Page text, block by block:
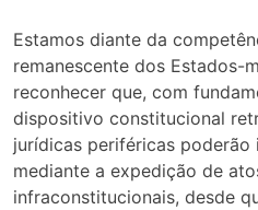
Estamos diante da
remanescente dos Estados-
reconhecer que, com
dispositivo constitucional
jurídicas periféricas poderão
mediante a expedição de
infraconstitucionais, desde